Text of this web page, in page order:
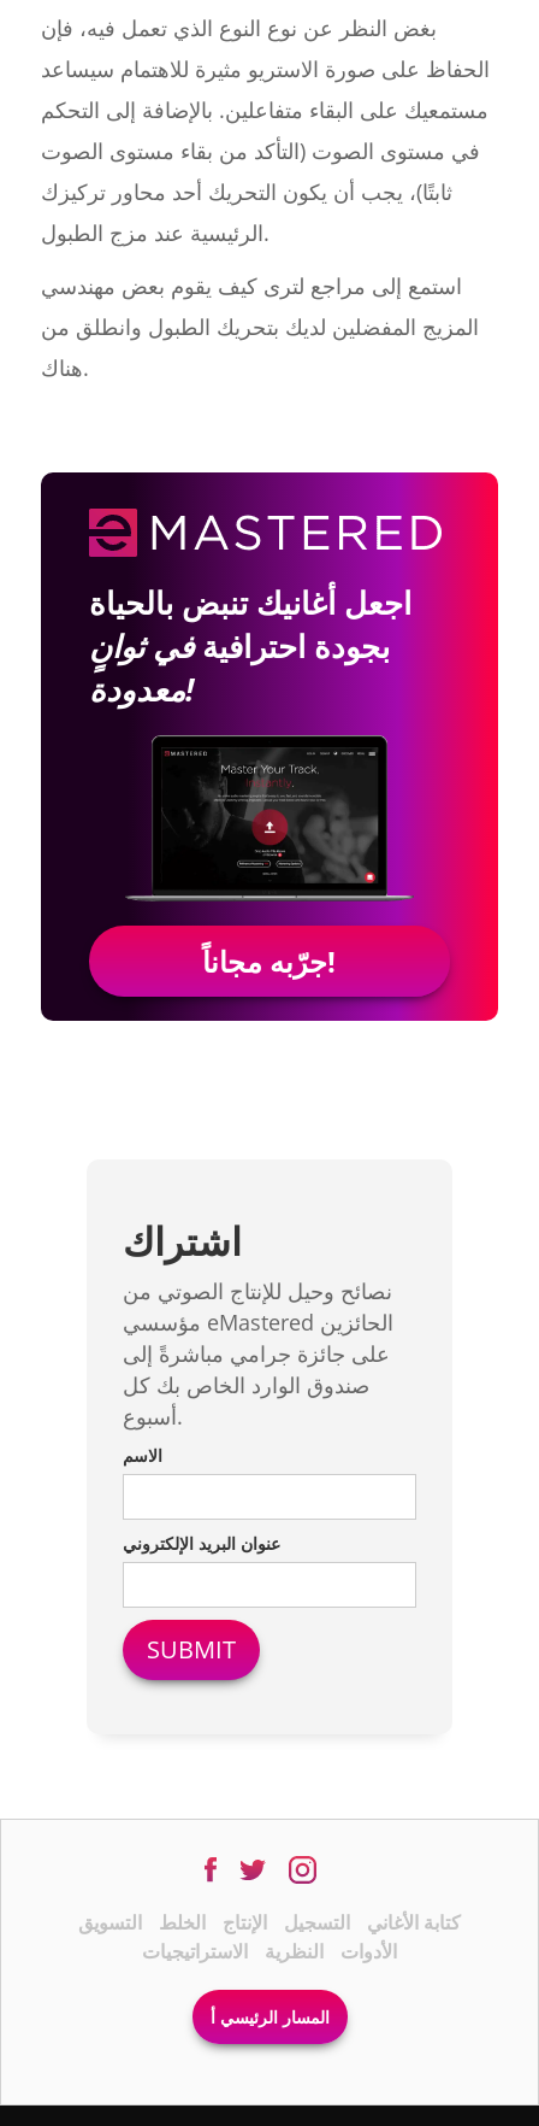
بغض النظر عن نوع النوع الذي تعمل فيه، فإن
الحفاظ على صورة الاستريو مثيرة للاهتمام سيساعد
مستمعيك على البقاء متفاعلين. بالإضافة إلى التحكم
في مستوى الصوت (التأكد من بقاء مستوى الصوت
ثابتًا)، يجب أن يكون التحريك أحد محاور تركيزك
الرئيسية عند مزج الطبول.
استمع إلى مراجع لترى كيف يقوم بعض مهندسي
المزيج المفضلين لديك بتحريك الطبول وانطلق من
هناك.
اجعل أغانيك تنبض بالحياة
بجودة احترافيةفي ثوانٍ
معدودة!
جرّبه مجاناً!
اشتراك
نصائح وحيل للإنتاج الصوتي من
مؤسسي eMastered الحائزين
على جائزة جرامي مباشرةً إلى
صندوق الوارد الخاص بك كل
أسبوع.
الاسم
عنوان البريد الإلكتروني
التسويق الخلط الإنتاج التسجيل
كتابة الأغاني
الاستراتيجيات
النظرية الأدوات
المسار الرئيسي أ